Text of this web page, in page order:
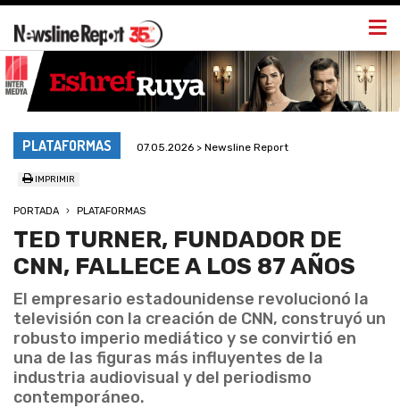
PLATAFORMAS 07.05.2026 > Newsline Report
IMPRIMIR
PORTADA PLATAFORMAS
TED TURNER, FUNDADOR DE
CNN, FALLECE A LOS 87 AÑOS
El empresario estadounidense revolucionó la
televisión con la creación de CNN, construyó un
robusto imperio mediático y se convirtió en
una de las figuras más influyentes de la
industria audiovisual y del periodismo
contemporáneo.